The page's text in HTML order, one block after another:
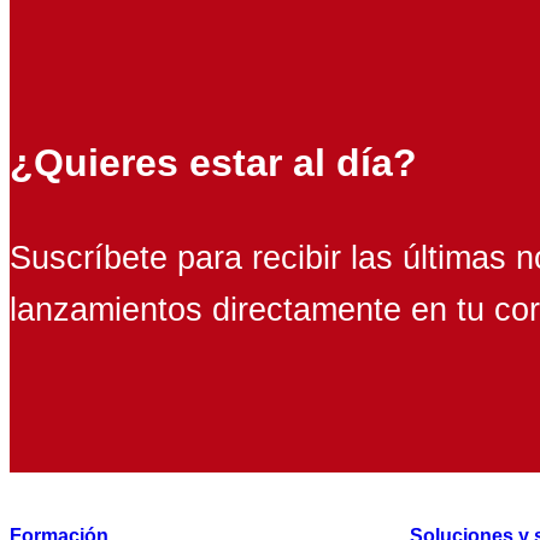
¿Quieres estar al día?
Suscríbete para recibir las últimas
lanzamientos directamente en tu